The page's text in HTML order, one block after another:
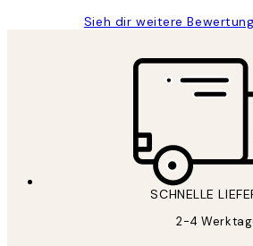
Sieh dir weitere
SCHNELLE
2-4